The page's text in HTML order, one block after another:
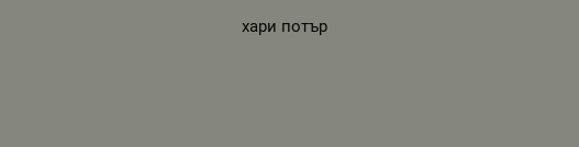
хари потър